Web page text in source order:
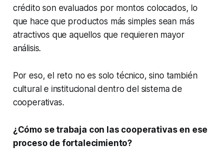
crédito son evaluados por montos colocados, lo
que hace que productos más simples sean más
atractivos que aquellos que requieren mayor
análisis.
Por eso, el reto no es solo técnico, sino también
cultural e institucional dentro del sistema de
cooperativas.
¿Cómo se trabaja con las cooperativas en ese
proceso de fortalecimiento?